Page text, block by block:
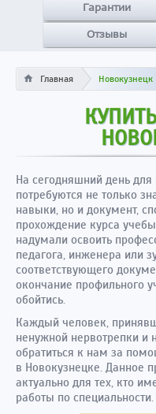
Гарантии
Отзывы
Главная Новокузнецк
На сегодняшний день
потребуются не только
навыки, но и документ,
прохождение курса
надумали освоить
педагога, инженера или
соответствующего
окончание профильного
обойтись.
Каждый человек,
ненужной нервотрепки
обратиться к нам за
в Новокузнецке. Данное
актуально для тех, кто
работы по специальности.